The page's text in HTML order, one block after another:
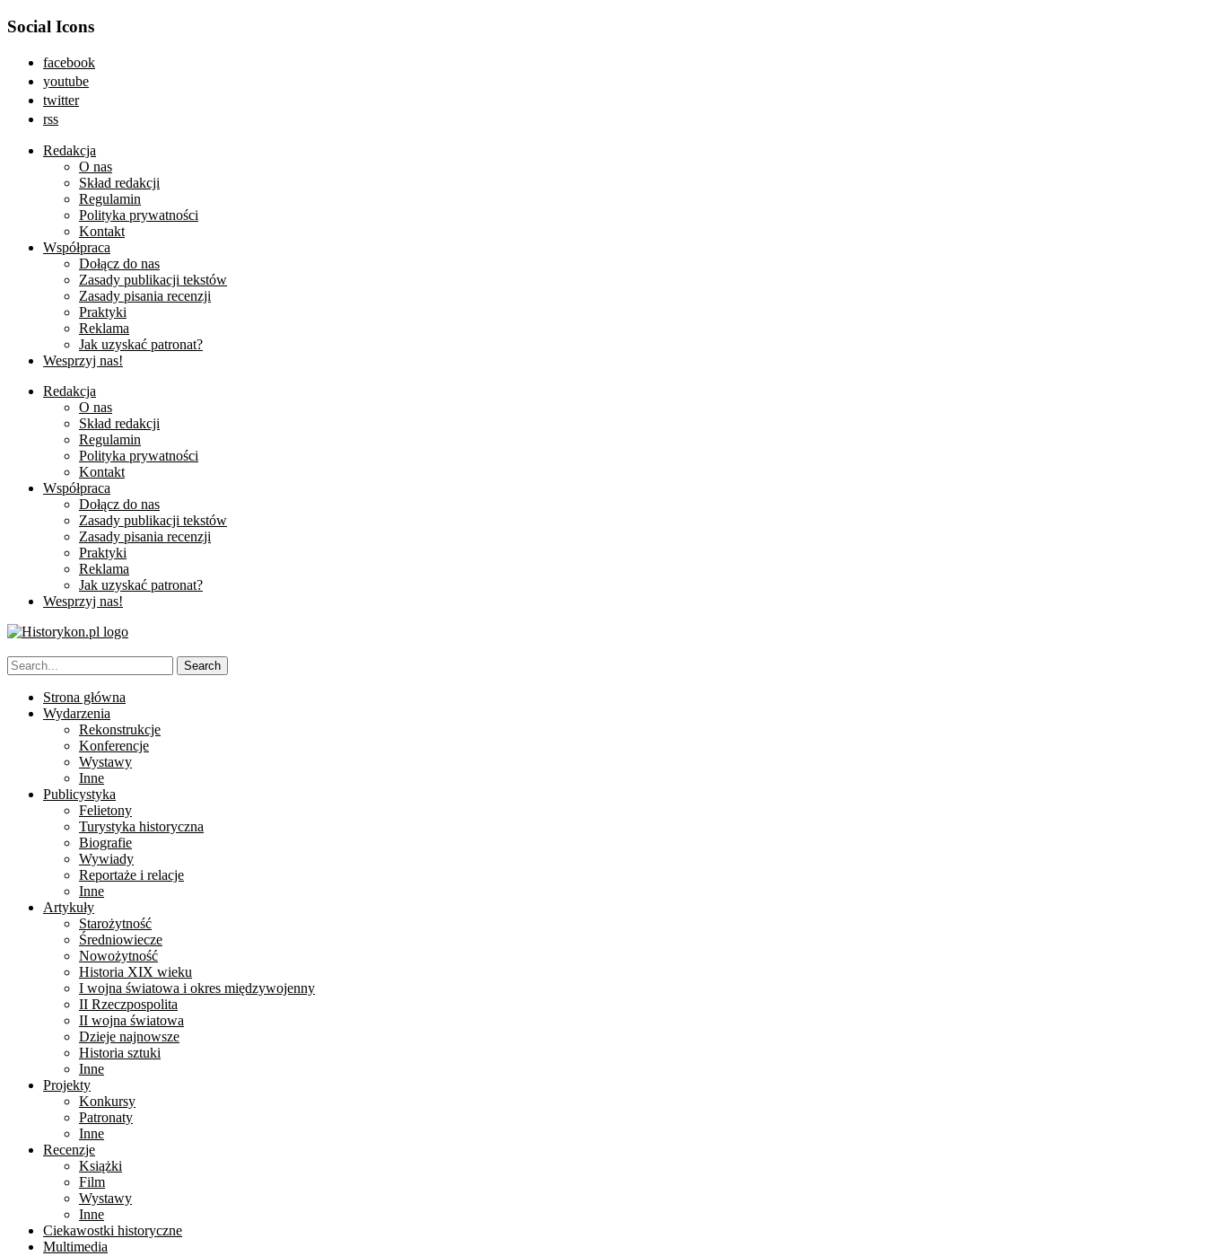
Social Icons
facebook
youtube
twitter
rss
Redakcja
O nas
Skład redakcji
Regulamin
Polityka prywatności
Kontakt
Współpraca
Dołącz do nas
Zasady publikacji tekstów
Zasady pisania recenzji
Praktyki
Reklama
Jak uzyskać patronat?
Wesprzyj nas!
Redakcja
O nas
Skład redakcji
Regulamin
Polityka prywatności
Kontakt
Współpraca
Dołącz do nas
Zasady publikacji tekstów
Zasady pisania recenzji
Praktyki
Reklama
Jak uzyskać patronat?
Wesprzyj nas!
Strona główna
Wydarzenia
Rekonstrukcje
Konferencje
Wystawy
Inne
Publicystyka
Felietony
Turystyka historyczna
Biografie
Wywiady
Reportaże i relacje
Inne
Artykuły
Starożytność
Średniowiecze
Nowożytność
Historia XIX wieku
I wojna światowa i okres międzywojenny
II Rzeczpospolita
II wojna światowa
Dzieje najnowsze
Historia sztuki
Inne
Projekty
Konkursy
Patronaty
Inne
Recenzje
Książki
Film
Wystawy
Inne
Ciekawostki historyczne
Multimedia